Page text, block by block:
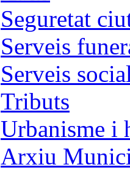
Seguretat
Serveis
Serveis
Tributs
Urbanisme i
Arxiu